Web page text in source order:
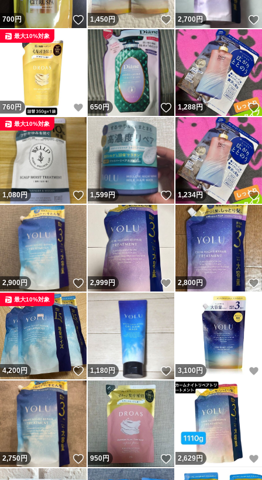
700円 いいね！
1,450円 いいね！
2,700円
760 円 いいね！
最大10%対象
650円 いいね！
1,288円
1,080円 いいね！
最大10%対象
1,599円 いいね！
1,234円
2,900円 いいね！
2,999円 いいね！
2,800円
4,200円 いいね！
最大10%対象
1,180円 いいね！
3,100 円
2,750円 いいね！
950円 いいね！
2,629円